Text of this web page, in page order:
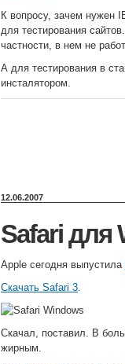
К вопросу, зачем нужен
для тестирования
частности, в нем не
А для тестирования в
инсталятором.
12.06.2007
Safari для
Apple сегодня выпустила
Скачать Safari 3.
Скачал, поставил. В
жирным.